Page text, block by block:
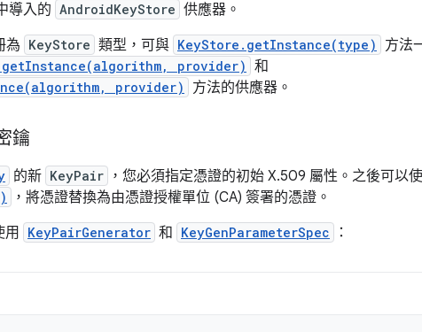
導入的 AndroidKeyStore 供應器。
為 KeyStore 類型，可與 KeyStore.getInstance(type)
方法
provider) 和
provider) 方法的供應器。
鑰
的新 KeyPair ，您必須指定憑證的初始 X.509 屬性。之後可以
，將憑證替換為由憑證授權單位 (CA) 簽署的憑證。
KeyPairGenerator 和 KeyGenParameterSpec ：